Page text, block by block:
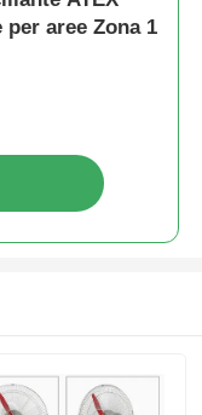
aree Zona 1